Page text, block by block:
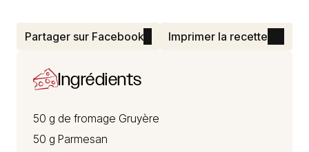
Partager sur Facebook Imprimer la recette
Ingrédients
50 g de fromage Gruyère
50 g Parmesan